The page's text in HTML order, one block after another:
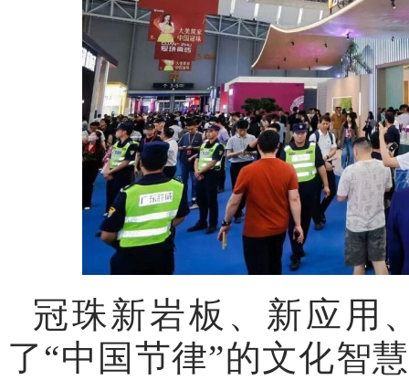
冠珠新岩板、新应用
了“中国节律”的文化智